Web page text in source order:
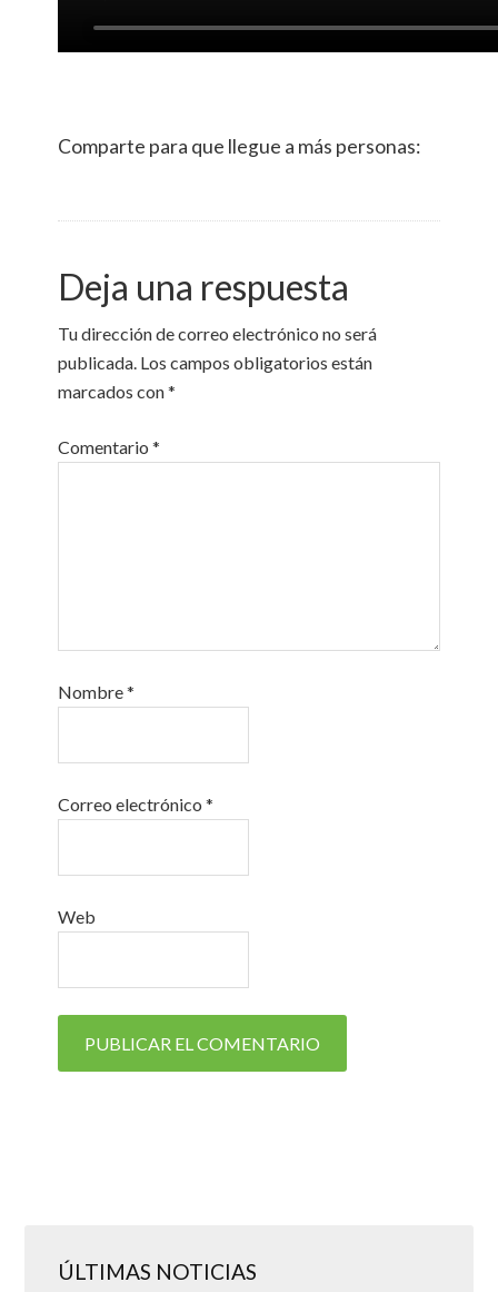
Comparte para que llegue a más personas:
Deja una respuesta
Tu dirección de correo electrónico no será
publicada. Los campos obligatorios están
marcados con*
Comentario*
Nombre*
Correo electrónico*
Web
ÚLTIMAS NOTICIAS